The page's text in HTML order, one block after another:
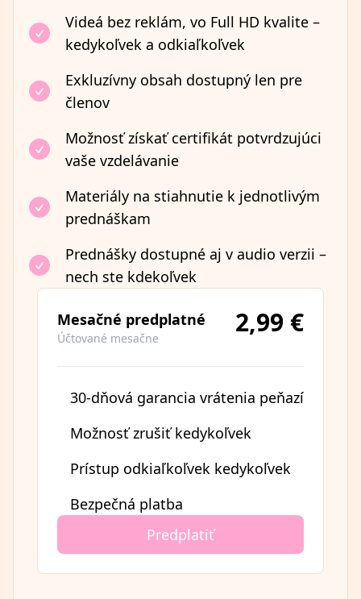
Videá bez reklám, vo Full HD kvalite –
kedykoľvek a odkiaľkoľvek
Exkluzívny obsah dostupný len pre
členov
Možnosť získať certifikát potvrdzujúci
vaše vzdelávanie
Materiály na stiahnutie k jednotlivým
prednáškam
Prednášky dostupné aj v audio verzii –
nech ste kdekoľvek
Mesačné predplatné
Účtované mesačne 2,99 €
30-dňová garancia vrátenia peňazí
Možnosť zrušiť kedykoľvek
Prístup odkiaľkoľvek kedykoľvek
Bezpečná platba
Predplatiť